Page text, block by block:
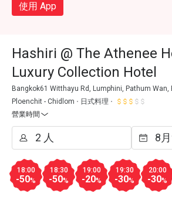
使用 App
Hashiri @ The Athenee
Luxury Collection Hotel
Bangkok61 Witthayu Rd, Lumphini, Pathum Wan,
Ploenchit - Chidlom
日式料理
營業時間
18:00
-50%
18:30
-50%
19:00
-20%
19:30
-30%
20:00
-30%